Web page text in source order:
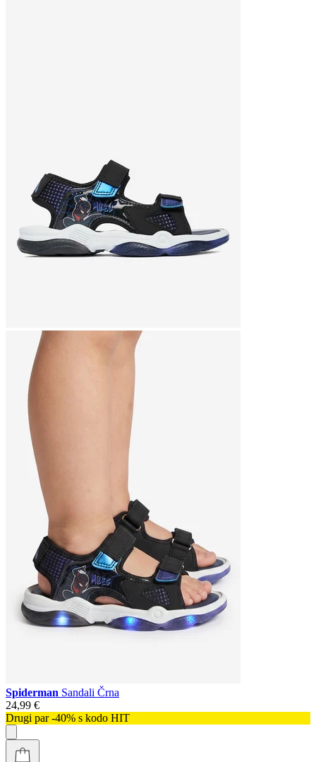
Spiderman Sandali Črna
24,99 €
Drugi par -40% s kodo HIT